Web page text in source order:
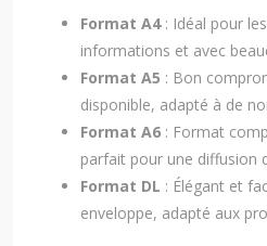
Format A4 : Idéal pour
informations et avec
Format A5 : Bon
disponible, adapté à de
Format A6 : Format
parfait pour une diffusion
Format DL : Élégant et
enveloppe, adapté aux